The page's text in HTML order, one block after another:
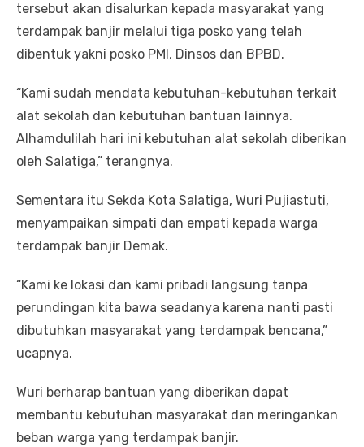
tersebut akan disalurkan kepada masyarakat yang
terdampak banjir melalui tiga posko yang telah
dibentuk yakni posko PMI, Dinsos dan BPBD.
“Kami sudah mendata kebutuhan-kebutuhan terkait
alat sekolah dan kebutuhan bantuan lainnya.
Alhamdulilah hari ini kebutuhan alat sekolah diberikan
oleh Salatiga,” terangnya.
Sementara itu Sekda Kota Salatiga, Wuri Pujiastuti,
menyampaikan simpati dan empati kepada warga
terdampak banjir Demak.
“Kami ke lokasi dan kami pribadi langsung tanpa
perundingan kita bawa seadanya karena nanti pasti
dibutuhkan masyarakat yang terdampak bencana,”
ucapnya.
Wuri berharap bantuan yang diberikan dapat
membantu kebutuhan masyarakat dan meringankan
beban warga yang terdampak banjir.